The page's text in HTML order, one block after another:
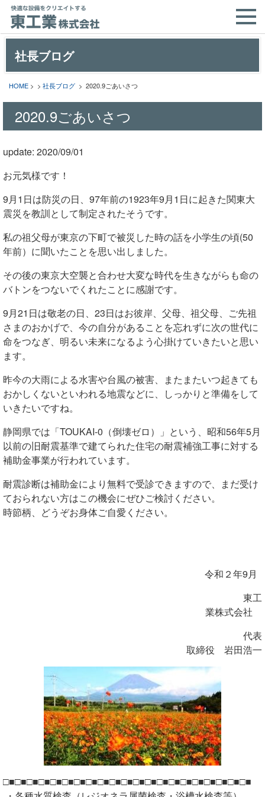
社長ブログ
HOME > > 社長ブログ > 2020.9ごあいさつ
2020.9ごあいさつ
update: 2020/09/01
お元気様です！
9月1日は防災の日、97年前の1923年9月1日に起きた関東大
震災を教訓として制定されたそうです。
私の祖父母が東京の下町で被災した時の話を小学生の頃(50
年前）に聞いたことを思い出しました。
その後の東京大空襲と合わせ大変な時代を生きながらも命の
バトンをつないでくれたことに感謝です。
9月21日は敬老の日、23日はお彼岸、父母、祖父母、ご先祖
さまのおかげで、今の自分があることを忘れずに次の世代に
命をつなぎ、明るい未来になるよう心掛けていきたいと思い
ます。
昨今の大雨による水害や台風の被害、またまたいつ起きても
おかしくないといわれる地震などに、しっかりと準備をして
いきたいですね。
静岡県では「TOUKAI-0（倒壊ゼロ）」という、昭和56年5月
以前の旧耐震基準で建てられた住宅の耐震補強工事に対する
補助金事業が行われています。
耐震診断は補助金により無料で受診できますので、まだ受け
ておられない方はこの機会にぜひご検討ください。
時節柄、どうぞお身体ご自愛ください。
令和２年9月
東工
業株式会社
代表
取締役 岩田浩一
□■□■□■□■□■□■□■□■□■□■□■□■□■□■□■□■□■□■□■□■□■